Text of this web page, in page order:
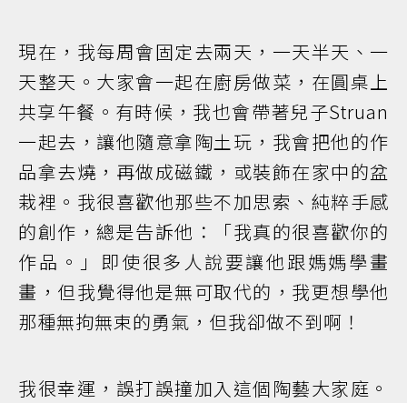
現在，我每周會固定去兩天，一天半天、一
天整天。大家會一起在廚房做菜，在圓桌上
共享午餐。有時候，我也會帶著兒子Struan
一起去，讓他隨意拿陶土玩，我會把他的作
品拿去燒，再做成磁鐵，或裝飾在家中的盆
栽裡。我很喜歡他那些不加思索、純粹手感
的創作，總是告訴他：「我真的很喜歡你的
作品。」即使很多人說要讓他跟媽媽學畫
畫，但我覺得他是無可取代的，我更想學他
那種無拘無束的勇氣，但我卻做不到啊！
我很幸運，誤打誤撞加入這個陶藝大家庭。